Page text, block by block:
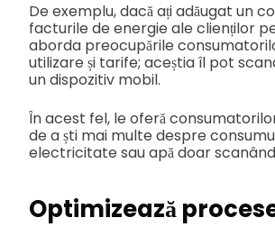
De exemplu, dacă ați adăugat un
facturile de energie ale clienților
aborda preocupările
utilizare și tarife; aceștia îl pot
un dispozitiv mobil.
În acest fel, le oferă
de a ști mai multe despre
electricitate sau apă doar
Optimizează